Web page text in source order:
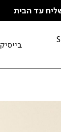
עד הבית
בייסיק